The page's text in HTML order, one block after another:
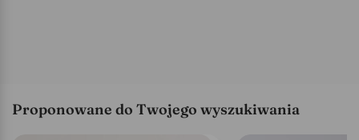
Proponowane do Twojego wyszukiwania